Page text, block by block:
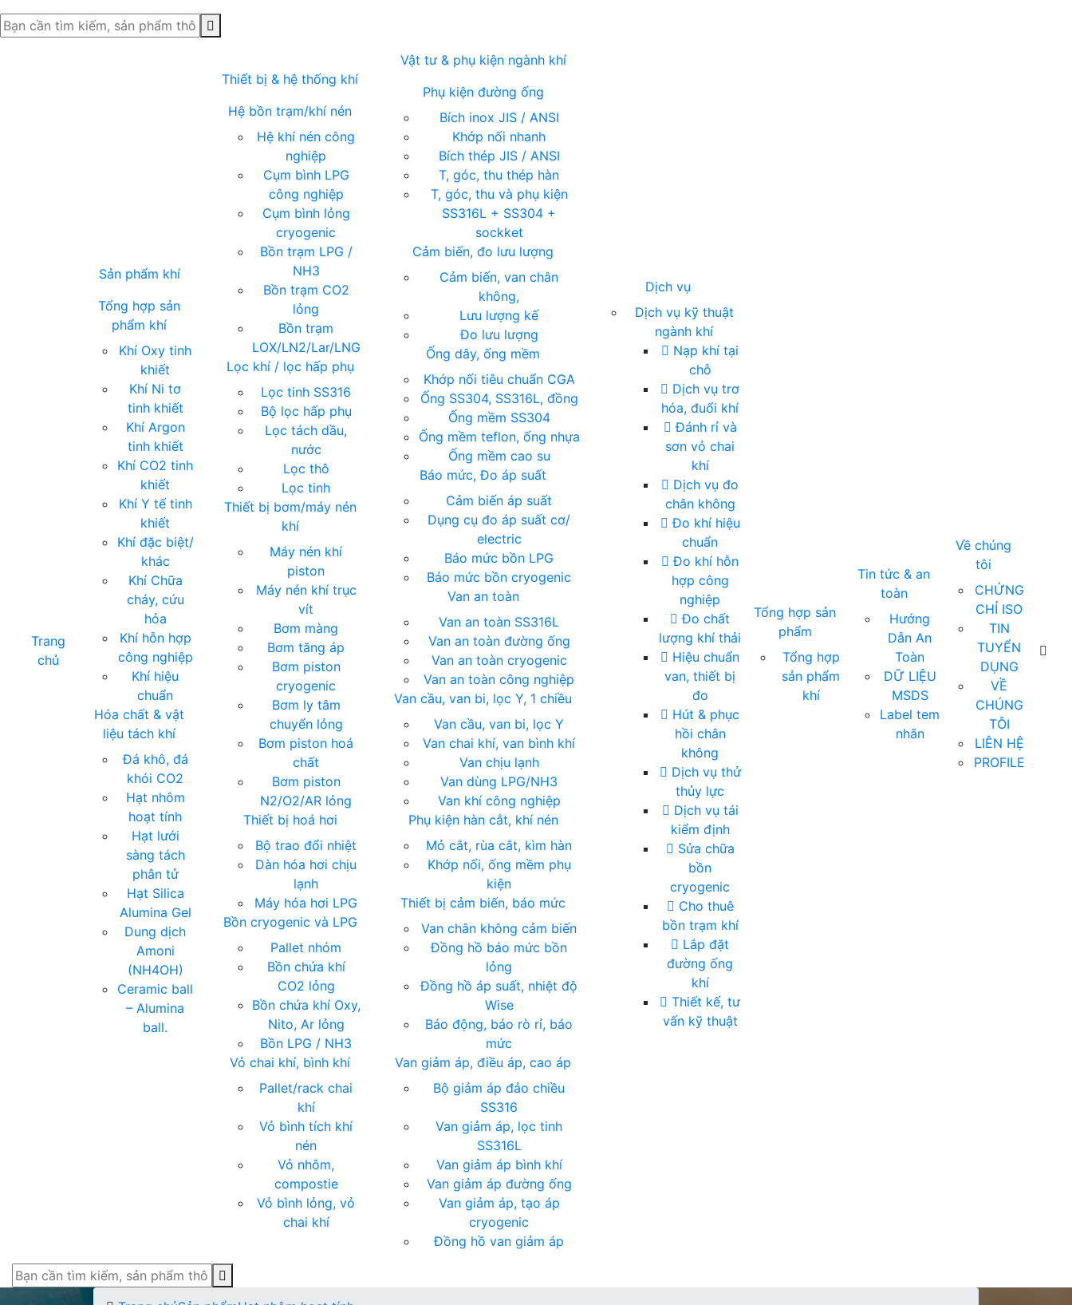
Trang
chủ
Sản phẩm khí
Tổng hợp sản
phẩm khí
Khí Oxy tinh
khiết
Khí Ni tơ
tinh khiết
Khí Argon
tinh khiết
Khí CO2 tinh
khiết
Khí Y tế tinh
khiết
Khí đặc biệt/
khác
Khí Chữa
cháy, cứu
hỏa
Khí hỗn hợp
công nghiệp
Khí hiệu
chuẩn
Hóa chất & vật
liệu tách khí
Đá khô, đá
khói CO2
Hạt nhôm
hoạt tính
Hạt lưới
sàng tách
phân tử
Hạt Silica
Alumina Gel
Dung dịch
Amoni
(NH4OH)
Ceramic ball
– Alumina
ball.
Thiết bị & hệ thống khí
Hệ bồn trạm/khí nén
Hệ khí nén công
nghiệp
Cụm bình LPG
công nghiệp
Cụm bình lỏng
cryogenic
Bồn trạm LPG /
NH3
Bồn trạm CO2
lỏng
Bồn trạm
LOX/LN2/Lar/LNG
Lọc khí / lọc hấp phụ
Lọc tinh SS316
Bộ lọc hấp phụ
Lọc tách dầu,
nước
Lọc thô
Lọc tinh
Thiết bị bơm/máy nén
khí
Máy nén khí
piston
Máy nén khí trục
vít
Bơm màng
Bơm tăng áp
Bơm piston
cryogenic
Bơm ly tâm
chuyển lỏng
Bơm piston hoá
chất
Bơm piston
N2/O2/AR lỏng
Thiết bị hoá hơi
Bộ trao đổi nhiệt
Dàn hóa hơi chịu
lạnh
Máy hóa hơi LPG
Bồn cryogenic và LPG
Pallet nhóm
Bồn chứa khí
CO2 lỏng
Bồn chứa khí Oxy,
Nito, Ar lỏng
Bồn LPG / NH3
Vỏ chai khí, bình khí
Pallet/rack chai
khí
Vỏ bình tích khí
nén
Vỏ nhôm,
compostie
Vỏ bình lỏng, vỏ
chai khí
Vật tư & phụ kiện ngành khí
Phụ kiện đường ống
Bích inox JIS / ANSI
Khớp nối nhanh
Bích thép JIS / ANSI
T, góc, thu thép hàn
T, góc, thu và phụ kiện
SS316L + SS304 +
sockket
Cảm biến, đo lưu lượng
Cảm biến, van chân
không,
Lưu lượng kế
Đo lưu lượng
Ống dây, ống mềm
Khớp nối tiêu chuẩn CGA
Ống SS304, SS316L, đồng
Ống mềm SS304
Ống mềm teflon, ống nhựa
Ống mềm cao su
Báo mức, Đo áp suất
Cảm biến áp suất
Dụng cụ đo áp suất cơ/
electric
Báo mức bồn LPG
Báo mức bồn cryogenic
Van an toàn
Van an toàn SS316L
Van an toàn đường ống
Van an toàn cryogenic
Van an toàn công nghiệp
Van cầu, van bi, lọc Y, 1 chiều
Van cầu, van bi, lọc Y
Van chai khí, van bình khí
Van chịu lạnh
Van dùng LPG/NH3
Van khí công nghiệp
Phụ kiện hàn cắt, khí nén
Mỏ cắt, rùa cắt, kìm hàn
Khớp nối, ống mềm phụ
kiện
Thiết bị cảm biến, báo mức
Van chân không cảm biến
Đồng hồ báo mức bồn
lỏng
Đồng hồ áp suất, nhiệt độ
Wise
Báo động, báo rò rỉ, báo
mức
Van giảm áp, điều áp, cao áp
Bộ giảm áp đảo chiều
SS316
Van giảm áp, lọc tinh
SS316L
Van giảm áp bình khí
Van giảm áp đường ống
Van giảm áp, tạo áp
cryogenic
Đồng hồ van giảm áp
Dịch vụ
Dịch vụ kỹ thuật
ngành khí
Nạp khí tại
chỗ
Dịch vụ trơ
hóa, đuổi khí
Đánh rỉ và
sơn vỏ chai
khí
Dịch vụ đo
chân không
Đo khí hiệu
chuẩn
Đo khí hỗn
hợp công
nghiệp
Đo chất
lượng khí thải
Hiệu chuẩn
van, thiết bị
đo
Hút & phục
hồi chân
không
Dịch vụ thử
thủy lực
Dịch vụ tái
kiểm định
Sửa chữa
bồn
cryogenic
Cho thuê
bồn trạm khí
Lắp đặt
đường ống
khí
Thiết kế, tư
vấn kỹ thuật
Tổng hợp sản
phẩm
Tổng hợp
sản phẩm
khí
Tin tức & an
toàn
Hướng
Dẫn An
Toàn
DỮ LIỆU
MSDS
Label tem
nhãn
Về chúng
tôi
CHỨNG
CHỈ ISO
TIN
TUYỂN
DỤNG
VỀ
CHÚNG
TÔI
LIÊN HỆ
PROFILE